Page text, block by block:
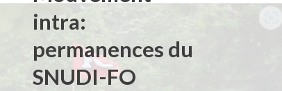
intra:
permanences du
SNUDI-FO